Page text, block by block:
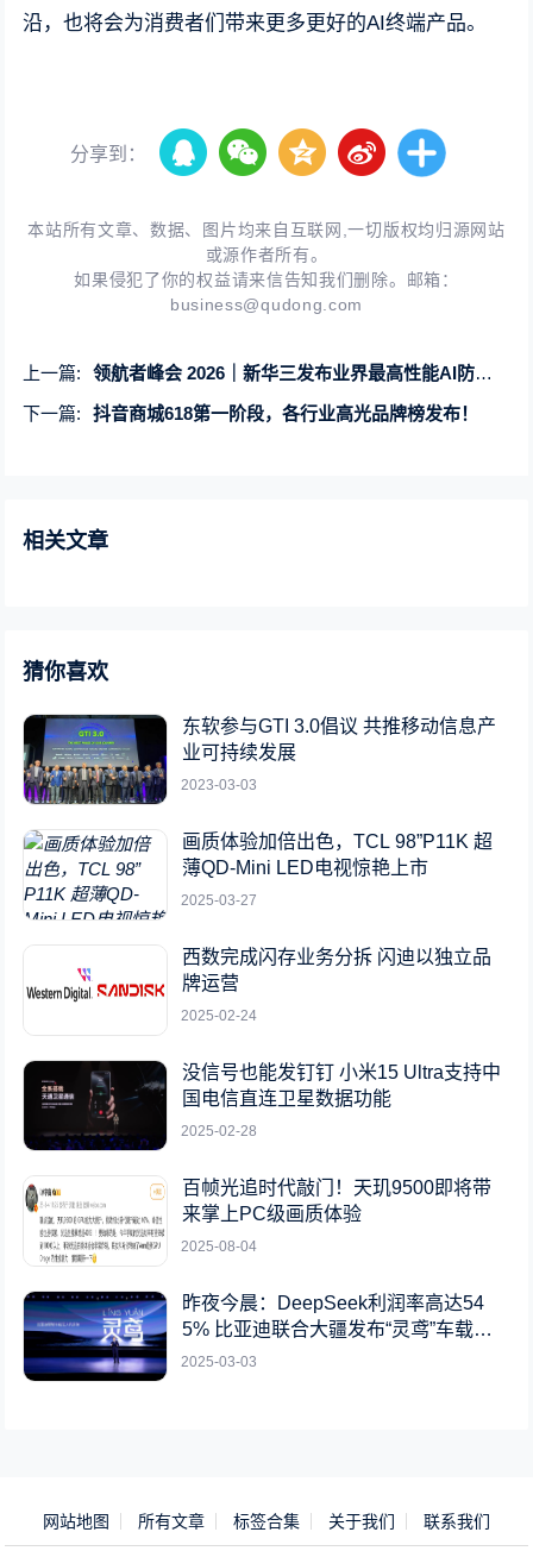
沿，也将会为消费者们带来更多更好的AI终端产品。
分享到：
本站所有文章、数据、图片均来自互联网,一切版权均归源网站
或源作者所有。
如果侵犯了你的权益请来信告知我们删除。邮箱：
business@qudong.com
上一篇:
领航者峰会 2026｜新华三发布业界最高性能AI防火墙及智能体安全防护体系
下一篇:
抖音商城618第一阶段，各行业高光品牌榜发布！
相关文章
猜你喜欢
东软参与GTI 3.0倡议 共推移动信息产
业可持续发展
2023-03-03
画质体验加倍出色，TCL 98”P11K 超
薄QD-Mini LED电视惊艳上市
2025-03-27
西数完成闪存业务分拆 闪迪以独立品
牌运营
2025-02-24
没信号也能发钉钉 小米15 Ultra支持中
国电信直连卫星数据功能
2025-02-28
百帧光追时代敲门！天玑9500即将带
来掌上PC级画质体验
2025-08-04
昨夜今晨：DeepSeek利润率高达54
5% 比亚迪联合大疆发布“灵鸢”车载无
人机系统
2025-03-03
网站地图 所有文章 标签合集 关于我们 联系我们